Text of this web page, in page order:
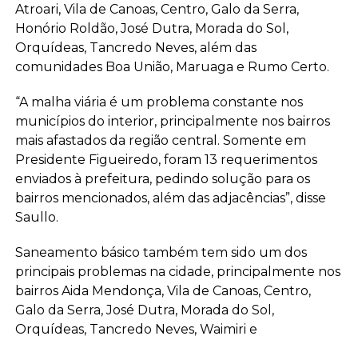
Atroari, Vila de Canoas, Centro, Galo da Serra,
Honório Roldão, José Dutra, Morada do Sol,
Orquídeas, Tancredo Neves, além das
comunidades Boa União, Maruaga e Rumo Certo.
“A malha viária é um problema constante nos
municípios do interior, principalmente nos bairros
mais afastados da região central. Somente em
Presidente Figueiredo, foram 13 requerimentos
enviados à prefeitura, pedindo solução para os
bairros mencionados, além das adjacências”, disse
Saullo.
Saneamento básico também tem sido um dos
principais problemas na cidade, principalmente nos
bairros Aida Mendonça, Vila de Canoas, Centro,
Galo da Serra, José Dutra, Morada do Sol,
Orquídeas, Tancredo Neves, Waimiri e